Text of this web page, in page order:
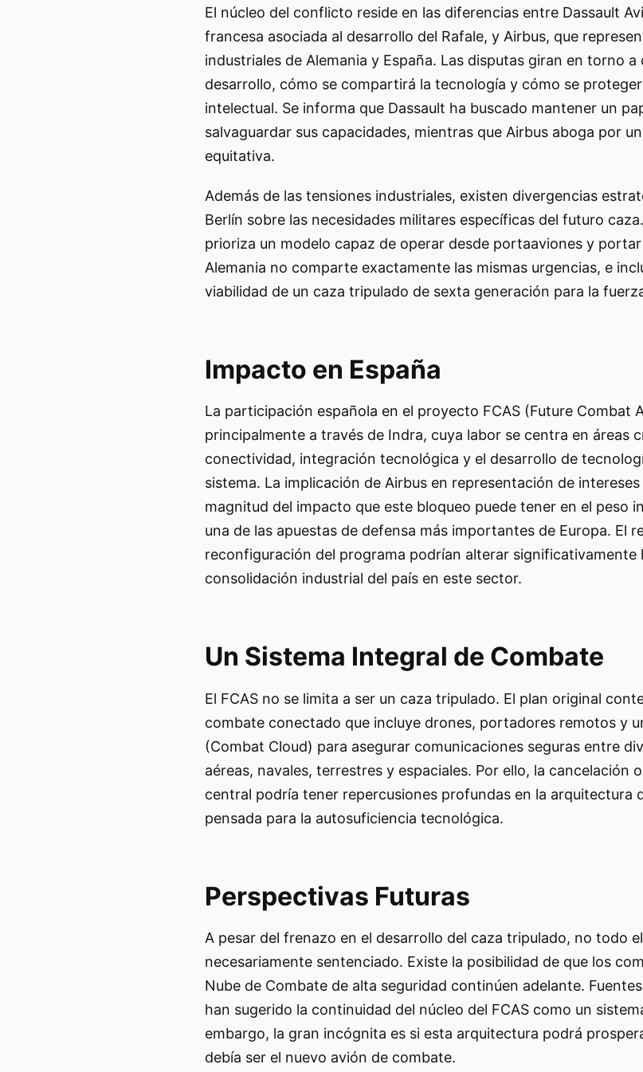
El núcleo del conflicto reside en las diferencias entre Dassault
francesa asociada al desarrollo del Rafale, y Airbus, que
industriales de Alemania y España. Las disputas giran en torno a
desarrollo, cómo se compartirá la tecnología y cómo se
intelectual. Se informa que Dassault ha buscado mantener un
salvaguardar sus capacidades, mientras que Airbus aboga por
equitativa.
Además de las tensiones industriales, existen divergencias
Berlín sobre las necesidades militares específicas del futuro
prioriza un modelo capaz de operar desde portaaviones y
Alemania no comparte exactamente las mismas urgencias, e
viabilidad de un caza tripulado de sexta generación para la
Impacto en España
La participación española en el proyecto FCAS (Future Combat
principalmente a través de Indra, cuya labor se centra en áreas
conectividad, integración tecnológica y el desarrollo de
sistema. La implicación de Airbus en representación de
magnitud del impacto que este bloqueo puede tener en el peso
una de las apuestas de defensa más importantes de Europa. El
reconfiguración del programa podrían alterar significativamente
consolidación industrial del país en este sector.
Un Sistema Integral de Combate
El FCAS no se limita a ser un caza tripulado. El plan original
combate conectado que incluye drones, portadores remotos y
(Combat Cloud) para asegurar comunicaciones seguras entre
aéreas, navales, terrestres y espaciales. Por ello, la cancelación
central podría tener repercusiones profundas en la arquitectura
pensada para la autosuficiencia tecnológica.
Perspectivas Futuras
A pesar del frenazo en el desarrollo del caza tripulado, no todo
necesariamente sentenciado. Existe la posibilidad de que los
Nube de Combate de alta seguridad continúen adelante.
han sugerido la continuidad del núcleo del FCAS como un
embargo, la gran incógnita es si esta arquitectura podrá
debía ser el nuevo avión de combate.